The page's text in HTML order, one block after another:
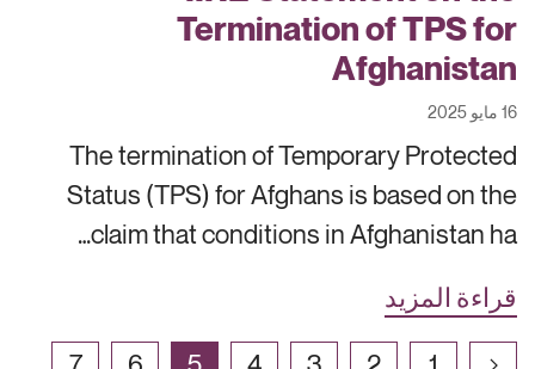
Termination of TPS for
Afghanistan
16 مايو 2025
The termination of Temporary Protected
Status (TPS) for Afghans is based on the
claim that conditions in Afghanistan ha…
قراءة المزيد